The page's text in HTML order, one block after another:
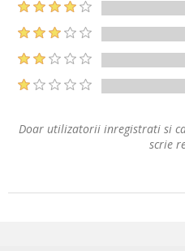
Doar utilizatorii inregistrati si
scrie